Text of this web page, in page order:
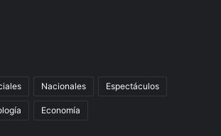
Nacionales Espectáculos
Economía